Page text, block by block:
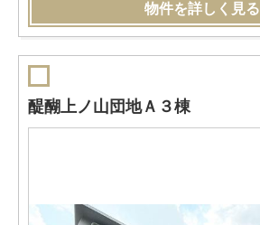
物件を詳しく見る
醍醐上ノ山団地Ａ３棟